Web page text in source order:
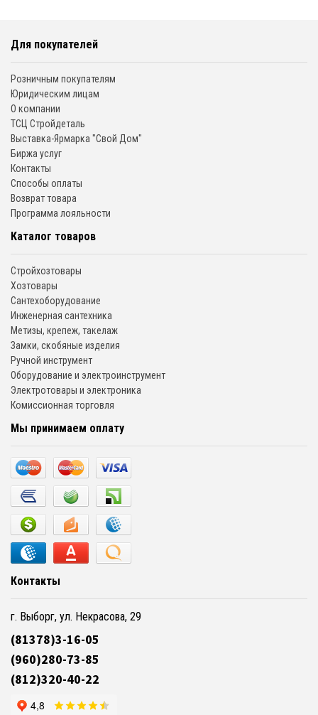
Для покупателей
Розничным покупателям
Юридическим лицам
О компании
ТСЦ Стройдеталь
Выставка-Ярмарка "Свой Дом"
Биржа услуг
Контакты
Способы оплаты
Возврат товара
Программа лояльности
Каталог товаров
Стройхозтовары
Хозтовары
Сантехоборудование
Инженерная сантехника
Метизы, крепеж, такелаж
Замки, скобяные изделия
Ручной инструмент
Оборудование и электроинструмент
Электротовары и электроника
Комиссионная торговля
Мы принимаем оплату
Контакты
г. Выборг, ул. Некрасова, 29
(81378)3-16-05
(960)280-73-85
(812)320-40-22